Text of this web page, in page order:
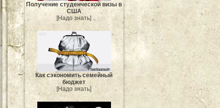
Получение студенческой визы в
США
[Надо знать]
Как сэкономить семейный
бюджет
[Надо знать]